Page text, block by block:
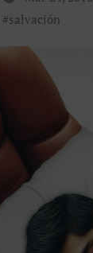
#salvación